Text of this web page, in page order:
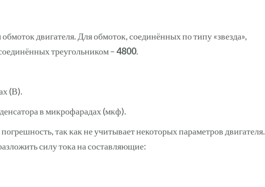
двигателя. Для обмоток, соединённых по типу «звезда»,
треугольником –4800.
(В).
в микрофарадах (мкф).
так как не учитывает некоторых параметров двигателя.
силу тока на составляющие: